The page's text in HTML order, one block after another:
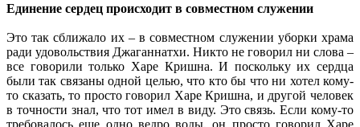
Единение сердец происходит в совместном служении
Это так сближало их – в совместном служении уборки храма
ради удовольствия Джаганнатхи. Никто не говорил ни слова –
все говорили только Харе Кришна. И поскольку их сердца
были так связаны одной целью, что кто бы что ни хотел кому-
то сказать, то просто говорил Харе Кришна, и другой человек
в точности знал, что тот имел в виду. Это связь. Если кому-то
требовалось еще одно ведро воды, он просто говорил Харе